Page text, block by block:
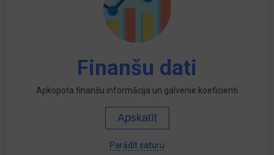
Finanšu dati
Apkopota finanšu informācija un galvenie koeficienti
Apskatīt
Parādīt saturu